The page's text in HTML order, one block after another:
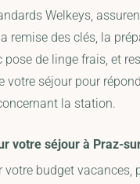
Welkeys,
remise des clés, la
pose de linge frais, et
votre séjour pour
la station.
votre séjour à Praz-
votre budget vacances,